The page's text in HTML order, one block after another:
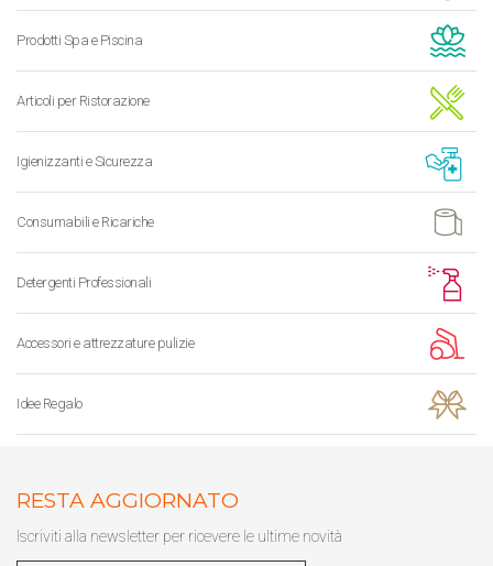
Prodotti Spa e Piscina
Articoli per Ristorazione
Igienizzanti e Sicurezza
Consumabili e Ricariche
Detergenti Professionali
Accessori e attrezzature pulizie
Idee Regalo
RESTA AGGIORNATO
Iscriviti alla newsletter per ricevere le ultime novità